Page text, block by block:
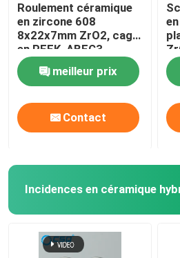
Roulement céramique
en zircone 608
8x22x7mm ZrO2, cage
en PEEK, ABEC3
meilleur prix
Contact
Incidences en céramique